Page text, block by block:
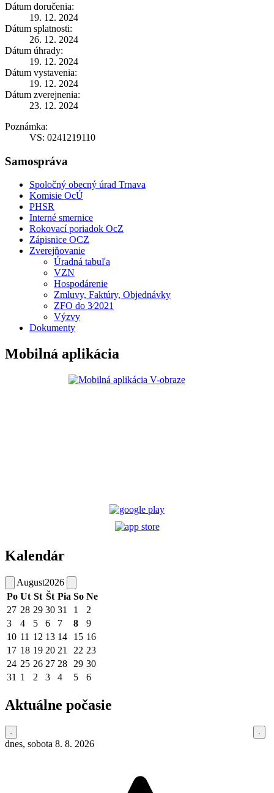
Dátum doručenia:
19. 12. 2024
Dátum splatnosti:
26. 12. 2024
Dátum úhrady:
19. 12. 2024
Dátum vystavenia:
19. 12. 2024
Dátum zverejnenia:
23. 12. 2024
Poznámka:
VS: 0241219110
Samospráva
Spoločný obecný úrad Trnava
Komisie OcÚ
PHSR
Interné smernice
Rokovací poriadok OcZ
Zápisnice OCZ
Zverejňovanie
Úradná tabuľa
VZN
Hospodárenie
Zmluvy, Faktúry, Objednávky
ZFO do 3⁄2021
Výzvy
Dokumenty
Mobilná aplikácia
Kalendár
August2026
Po Ut St Št Pia So Ne
27 28 29 30 31 1
2
3
4 5 6 7 8
9
10 11 12 13 14 15 16
17 18 19 20 21 22 23
24 25 26 27 28 29 30
31 1 2 3 4 5 6
Aktuálne počasie
dnes, sobota 8. 8. 2026